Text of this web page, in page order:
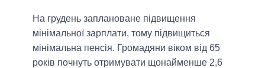
На грудень заплановане підвищення
мінімальної зарплати, тому підвищиться
мінімальна пенсія. Громадяни віком від 65
років почнуть отримувати щонайменше 2,6